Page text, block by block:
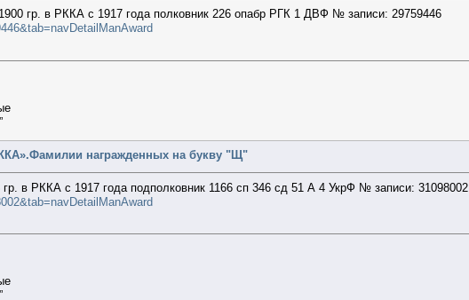
1900 гр. в РККА с 1917 года полковник 226 опабр РГК 1 ДВФ № записи: 29759446
награжденных на букву "Щ"
гр. в РККА с 1917 года подполковник 1166 сп 346 сд 51 А 4 УкрФ № записи: 31098002